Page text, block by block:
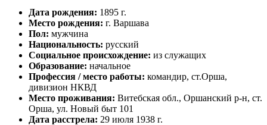
Дата рождения: 1895 г.
Место рождения: г. Варшава
Пол: мужчина
Национальность: русский
Социальное происхождение: из служащих
Образование: начальное
Профессия / место работы: командир, ст.Орша,
дивизион НКВД
Место проживания: Витебская обл., Оршанский р-н, ст.
Орша, ул. Новый быт 101
Дата расстрела: 29 июля 1938 г.